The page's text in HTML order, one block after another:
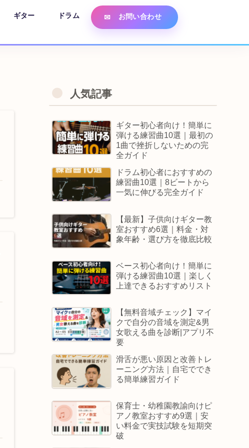
ギター ドラム お問い合わせ
人気記事
ギター初心者向け！簡単に
弾ける練習曲10選｜最初の
1曲で挫折しないための完
全ガイド
ドラム初心者におすすめの
練習曲10選｜8ビートから
一気に伸びる完全ガイド
【最新】子供向けギター教
室おすすめ6選｜料金・対
象年齢・選び方を徹底比較
ベース初心者向け！簡単に
弾ける練習曲10選｜楽しく
上達できるおすすめリスト
【無料音域チェック】マイ
クで自分の音域を測定&男
女歌える曲を診断|アプリ不
要
滑舌が悪い原因と改善トレ
ーニング方法｜自宅ででき
る簡単練習ガイド
保育士・幼稚園教諭向けピ
アノ教室おすすめ9選｜安
い料金で実技試験を短期突
破